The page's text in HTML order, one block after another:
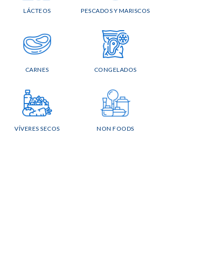
LÁCTEOS PESCADOS Y MARISCOS
CARNES CONGELADOS
VÍVERES SECOS NON FOODS